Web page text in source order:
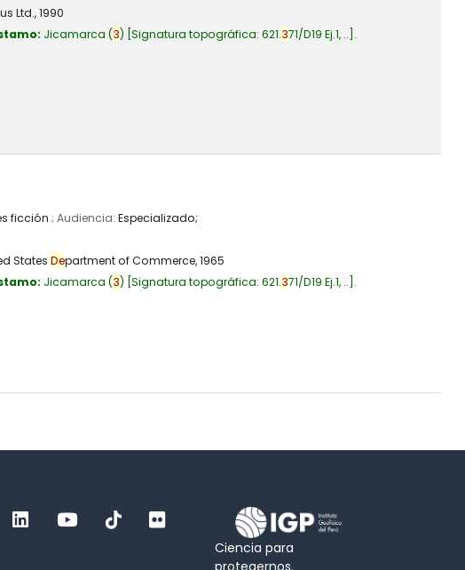
Ltd.,1990
Jicamarca (3) Signatura topográfica: 621.371/D19 Ej.1, .. .
ficción ; Audiencia: Especializado;
States Department of Commerce,1965
Jicamarca (3) Signatura topográfica: 621.371/D19 Ej.1, .. .
Ciencia para